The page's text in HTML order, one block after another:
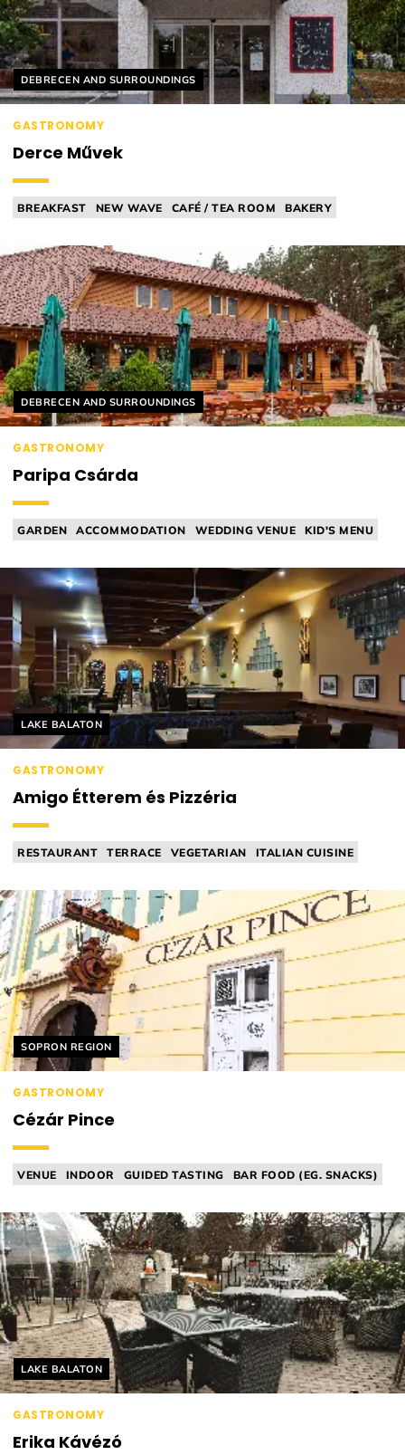
Helyszín címkék:
DEBRECEN AND SURROUNDINGS
GASTRONOMY
Derce Művek
BREAKFAST NEW WAVE CAFÉ / TEA ROOM
BAKERY
Helyszín címkék:
DEBRECEN AND SURROUNDINGS
GASTRONOMY
Paripa Csárda
GARDEN ACCOMMODATION WEDDING VENUE
KID'S MENU
Helyszín címkék:
LAKE BALATON
GASTRONOMY
Amigo Étterem és Pizzéria
RESTAURANT TERRACE VEGETARIAN
ITALIAN CUISINE
Helyszín címkék:
SOPRON REGION
GASTRONOMY
Cézár Pince
VENUE INDOOR GUIDED TASTING
BAR FOOD (EG. SNACKS)
Helyszín címkék:
LAKE BALATON
GASTRONOMY
Erika Kávézó